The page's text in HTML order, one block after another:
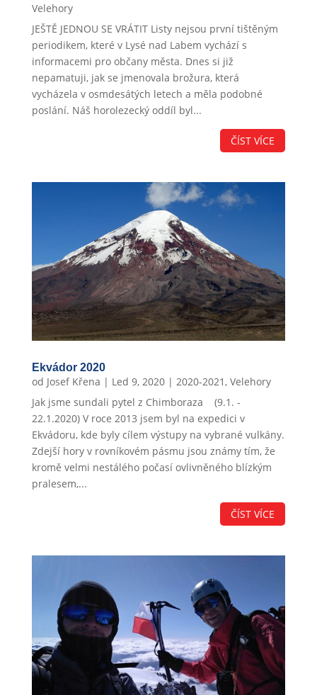
Velehory
JEŠTĚ JEDNOU SE VRÁTIT Listy nejsou první tištěným
periodikem, které v Lysé nad Labem vychází s
informacemi pro občany města. Dnes si již
nepamatuji, jak se jmenovala brožura, která
vycházela v osmdesátých letech a měla podobné
poslání. Náš horolezecký oddíl byl...
ČÍST VÍCE
Ekvádor 2020
od Josef Křena | Led 9, 2020| 2020-2021 , Velehory
Jak jsme sundali pytel z Chimboraza (9.1. -
22.1.2020) V roce 2013 jsem byl na expedici v
Ekvádoru, kde byly cílem výstupy na vybrané vulkány.
Zdejší hory v rovníkovém pásmu jsou známy tím, že
kromě velmi nestálého počasí ovlivněného blízkým
pralesem,...
ČÍST VÍCE